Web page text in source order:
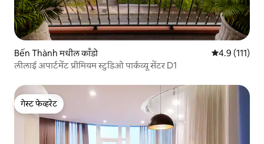
Bến Thành मधील काँडो 5 पैकी 4.9
4.9 (111)
लीलाई अपार्टमेंट प्रीमियम स्टुडिओ पार्कव्यू सेंटर D1
गेस्ट फेव्हरेट
गेस्ट फेव्हरेट